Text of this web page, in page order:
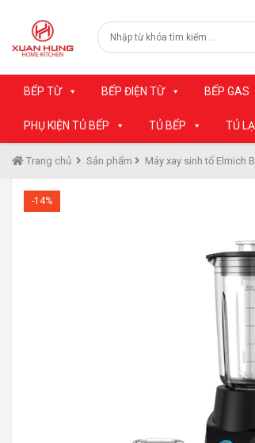
BẾP TỪ BẾP ĐIỆN TỪ BẾP GAS
PHỤ KIỆN TỦ BẾP TỦ BẾP TỦ
Trang chủ Sản phẩm Máy xay sinh tố Elmich
-14%